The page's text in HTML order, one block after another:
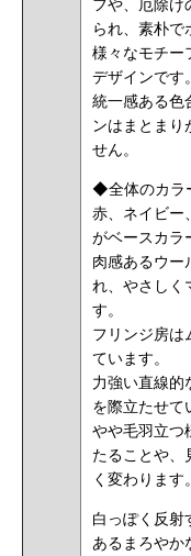
フや、厄除け
られ、素朴で
様々なモチー
デザインです。
統一感ある色
ンはまとまり
せん。
◆全体のカラ
赤、ネイビー
がベースカラ
肉感あるウー
れ、やさしく
す。
フリンジ房は
ています。
力強い直線的
を際立たせて
やや毛羽立つ
たることや、
く変わります。
白っぽく反射
あるまろやか